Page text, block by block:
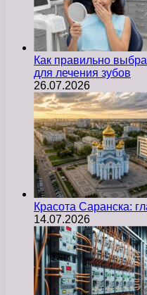
Как правильно
для лечения зубов
26.07.2026
Красота Саранска:
14.07.2026